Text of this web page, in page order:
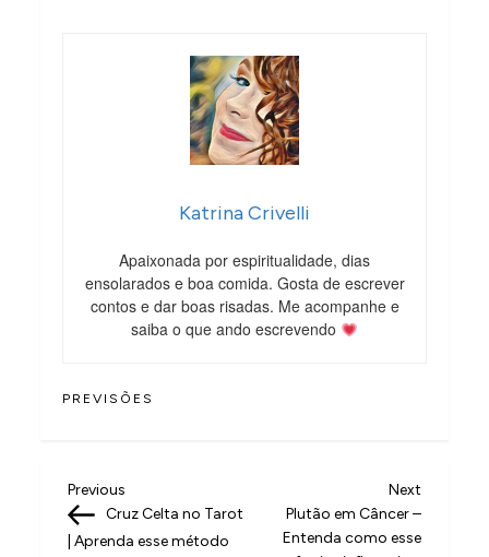
Katrina Crivelli
Apaixonada por espiritualidade, dias
ensolarados e boa comida. Gosta de escrever
contos e dar boas risadas. Me acompanhe e
saiba o que ando escrevendo
PREVISÕES
N
a
Previous
Post
Previous
Cruz Celta no Tarot
| Aprenda esse método
Next
Post
Next
Plutão em Câncer –
Entenda como esse